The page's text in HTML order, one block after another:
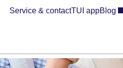
Service & contactTUI appBlog